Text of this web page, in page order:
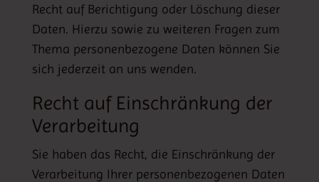
Recht auf Berichtigung oder Löschung dieser
Daten. Hierzu sowie zu weiteren Fragen zum
Thema personenbezogene Daten können Sie
sich jederzeit an uns wenden.
Recht auf Einschränkung der
Verarbeitung
Sie haben das Recht, die Einschränkung der
Verarbeitung Ihrer personenbezogenen Daten